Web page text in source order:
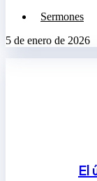
Sermones
5 de enero de 2026
El